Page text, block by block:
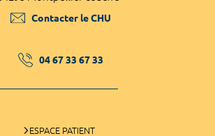
Contacter le CHU
04 67 33 67 33
ESPACE PATIENT